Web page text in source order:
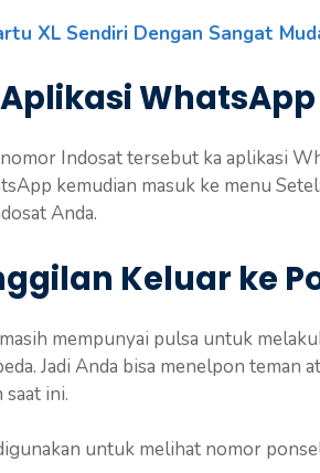
XL Sendiri Dengan Sangat
WhatsApp
Indosat tersebut ka aplikasi
kemudian masuk ke menu
Anda.
Keluar ke
mempunyai pulsa untuk
Jadi Anda bisa menelpon teman
ini.
untuk melihat nomor